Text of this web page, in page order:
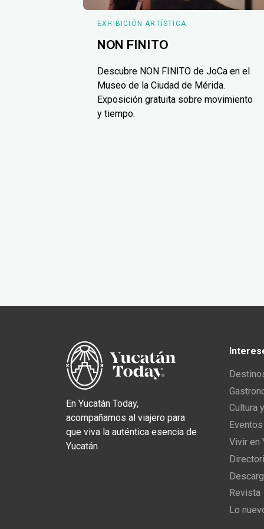
EXHIBICIÓN ARTÍSTICA
NON FINITO
Descubre NON FINITO de JoCa en el
Museo de la Ciudad de Mérida.
Exposición gratuita sobre movimiento
y tiempo.
En Yucatán Today,
acompañamos al viajero para
que viva la auténtica esencia de
Yucatán.
Cultura
Vivir en
Revista
Lo